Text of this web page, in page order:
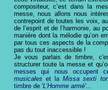
compositeur, c’est dans la
messe, nous allons nous
contrepoint de toutes les voix,
de l’esprit et de l’harmonie, au
manière dont la mélodie qu’on
par tous ces aspects de la
pas du tout inaccessible !
Je vous parlais de timbre,
structurer toute la messe et
messes qui nous occupent
musicales et laMissa sexti
timbre de 'L’Homme armé'...